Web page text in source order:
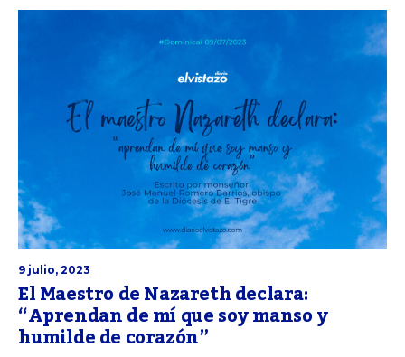
9 julio, 2023
El Maestro de Nazareth declara:
“Aprendan de mí que soy manso y
humilde de corazón”